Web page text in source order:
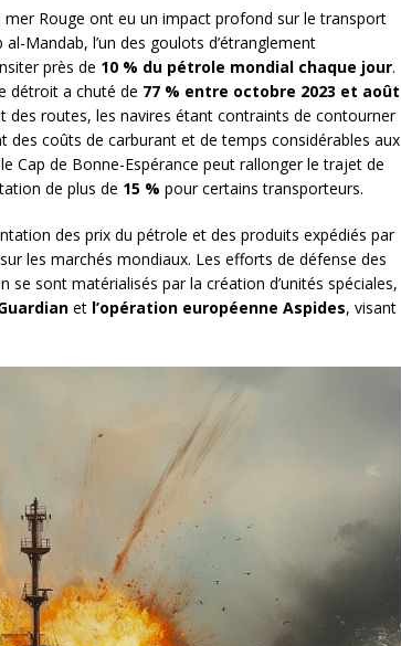
Rouge ont eu un impact profond sur le transport
Mandab, l’un des goulots d’étranglement
près de 10 % du pétrole mondial chaque jour.
détroit a chuté de 77 % entre octobre 2023 et août
des routes, les navires étant contraints de contourner
des coûts de carburant et de temps considérables aux
Cap de Bonne-Espérance peut rallonger le trajet de
de plus de 15 % pour certains transporteurs.
des prix du pétrole et des produits expédiés par
les marchés mondiaux. Les efforts de défense des
sont matérialisés par la création d’unités spéciales,
et l’opération européenne Aspides, visant